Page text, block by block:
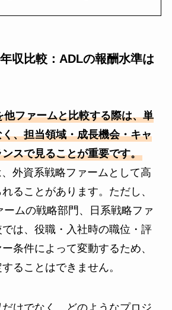
収比較：ADLの報酬水準は
ファームと比較する際は、単
、担当領域・成長機会・キャ
スで見ることが重要です。
外資系戦略ファームとして高
ることがあります。ただし、
ームの戦略部門、日系戦略ファ
は、役職・入社時の職位・評
条件によって変動するため、
ることはできません。